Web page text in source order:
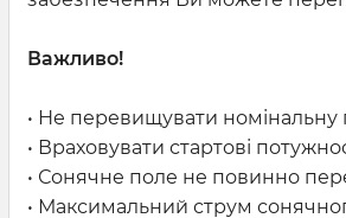
Важливо!
• Не перевищувати номінальну
• Враховувати стартові
• Сонячне поле не повинно
• Максимальний струм